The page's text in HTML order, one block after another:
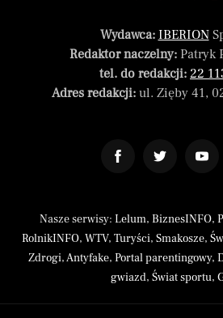
Wydawca: IBERION
Redaktor naczelny:Patryk
tel. do redakcji: 22
Adres redakcji:ul. Zięby 41,
Nasze serwisy: Lelum, BiznesINFO,
RolnikINFO, WTV, Turyści, Smakosze,
Zdrogi,Antyfake, Portal parentingowy,
gwiazd, Świat sportu,